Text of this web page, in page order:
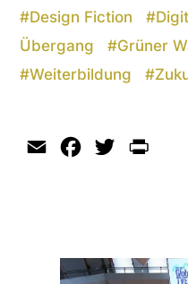
#Design Fiction #
Übergang
#Grüner
#Weiterbildung #
Email Facebook
Twitter